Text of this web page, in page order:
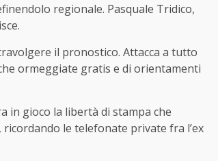
regionale. Pasquale Tridico,
il pronostico. Attacca a tutto
ormeggiate gratis e di orientamenti
in gioco la libertà di stampa che
le telefonate private fra l’ex